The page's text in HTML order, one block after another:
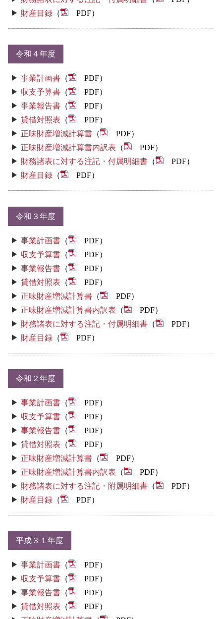
財産目録 （ PDF）
令和４年度
事業計画書 （
PDF）
収支予算書 （
PDF）
事業報告書 （
PDF）
貸借対照表 （
PDF）
正味財産増減計算書 （
PDF）
正味財産増減計算書内訳表 （
PDF）
財務諸表に対する注記・付属明細書 （
PDF）
財産目録 （ PDF）
令和３年度
事業計画書 （
PDF）
収支予算書 （
PDF）
事業報告書 （
PDF）
貸借対照表 （
PDF）
正味財産増減計算書 （
PDF）
正味財産増減計算書内訳表 （
PDF）
財務諸表に対する注記・付属明細書 （
PDF）
財産目録 （ PDF）
令和２年度
事業計画書 （
PDF）
収支予算書 （
PDF）
事業報告書 （
PDF）
貸借対照表 （
PDF）
正味財産増減計算書 （
PDF）
正味財産増減計算書内訳表 （
PDF）
財務諸表に対する注記・附属明細書 （
PDF）
財産目録 （ PDF）
平成３１年度
事業計画書 （
PDF）
収支予算書 （
PDF）
事業報告書 （
PDF）
貸借対照表 （
PDF）